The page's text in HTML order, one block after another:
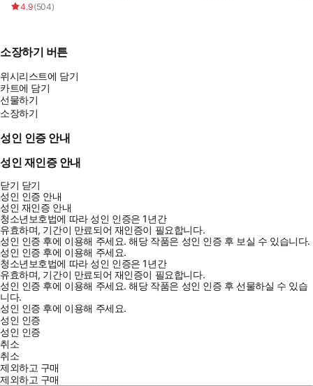
4.9(504)
소장하기 버튼
위시리스트에 담기
카트에 담기
선물하기
소장하기
성인 인증 안내
성인 재인증 안내
닫기 닫기
성인 인증 안내
성인 재인증 안내
청소년보호법에 따라 성인 인증은 1년간
유효하며, 기간이 만료되어 재인증이 필요합니다.
성인 인증 후에 이용해 주세요.해당 작품은 성인 인증 후 보실 수 있습니다.
성인 인증 후에 이용해 주세요.
청소년보호법에 따라 성인 인증은 1년간
유효하며, 기간이 만료되어 재인증이 필요합니다.
성인 인증 후에 이용해 주세요.해당 작품은 성인 인증 후 선물하실 수 있습
니다.
성인 인증 후에 이용해 주세요.
성인 인증
성인 인증
취소
취소
제외하고 구매
제외하고 구매